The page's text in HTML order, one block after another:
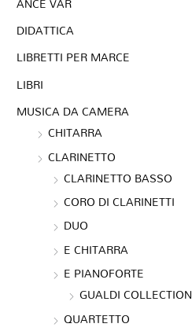
DIDATTICA
LIBRETTI PER MARCE
LIBRI
MUSICA DA CAMERA
CHITARRA
CLARINETTO
CLARINETTO BASSO
CORO DI CLARINETTI
DUO
E CHITARRA
E PIANOFORTE
GUALDI COLLECTION
QUARTETTO